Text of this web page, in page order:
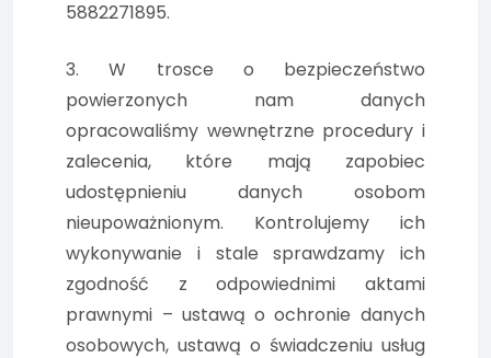
5882271895.
3. W trosce o bezpieczeństwo
powierzonych nam danych
opracowaliśmy wewnętrzne procedury i
zalecenia, które mają zapobiec
udostępnieniu danych osobom
nieupoważnionym. Kontrolujemy ich
wykonywanie i stale sprawdzamy ich
zgodność z odpowiednimi aktami
prawnymi – ustawą o ochronie danych
osobowych, ustawą o świadczeniu usług